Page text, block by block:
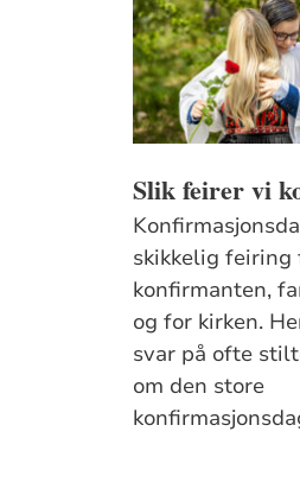
Slik feirer vi
skikkelig feiring
konfirmanten,
og for kirken.
svar på ofte
om den store